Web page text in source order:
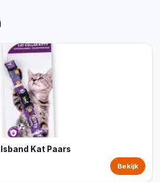
Kat Paars
Bekijk